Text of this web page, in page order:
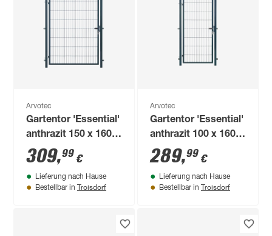
Arvotec
Gartentor 'Essential'
anthrazit 150 x 160
cm, mit
Zaunanschluss
309,99 €
Lieferung nach Hause
Bestellbar in Troisdorf
Arvotec
Gartentor 'Essential'
anthrazit 100 x 160
cm, mit
Zaunanschluss
289,99 €
Lieferung nach Hause
Bestellbar in Troisdorf